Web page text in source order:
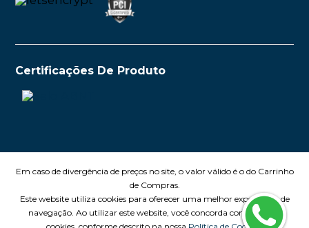
Certificações De Produto
Em caso de divergência de preços no site, o valor válido é o do Carrinho
de Compras.
Este website utiliza cookies para oferecer uma melhor experiência de
navegação. Ao utilizar este website, você concorda com o uso de
cookies, conforme descrito na nossa Política de Cookies.